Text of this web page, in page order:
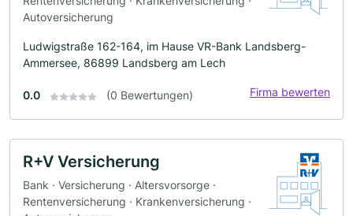
Autoversicherung
Ludwigstraße 162-164, im Hause VR-Bank Landsberg-
Ammersee, 86899 Landsberg am Lech
0.0 (0 Bewertungen) Firma bewerten
R+V Versicherung
Bank · Versicherung · Altersvorsorge ·
Rentenversicherung · Krankenversicherung ·